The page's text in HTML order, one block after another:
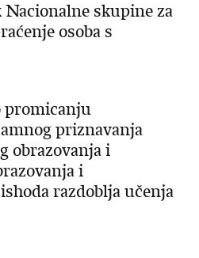
Nacionalne skupine za
osoba s
promicanju
priznavanja
obrazovanja i
i
razdoblja učenja